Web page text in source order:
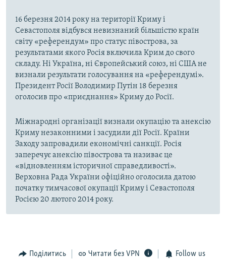
16 березня 2014 року на території Криму і
Севастополя відбувся невизнаний більшістю країн
світу «референдум» про статус півострова, за
результатами якого Росія включила Крим до свого
складу. Ні Україна, ні Європейський союз, ні США не
визнали результати голосування на «референдумі».
Президент Росії Володимир Путін 18 березня
оголосив про «приєднання» Криму до Росії.
Міжнародні організації визнали окупацію та анексію
Криму незаконними і засудили дії Росії. Країни
Заходу запровадили економічні санкції. Росія
заперечує анексію півострова та називає це
«відновленням історичної справедливості».
Верховна Рада України офіційно оголосила датою
початку тимчасової окупації Криму і Севастополя
Росією 20 лютого 2014 року.
Поділитись Читати без VPN Follow us